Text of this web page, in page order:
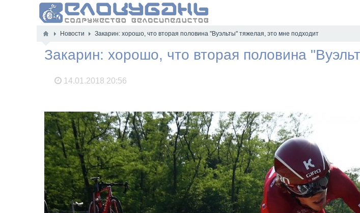
Новости Закарин: хорошо, что вторая половина "Вуэльты" тяжелая, это мне подходит
Закарин: хорошо, что вторая половина
14.01.2018 20:56